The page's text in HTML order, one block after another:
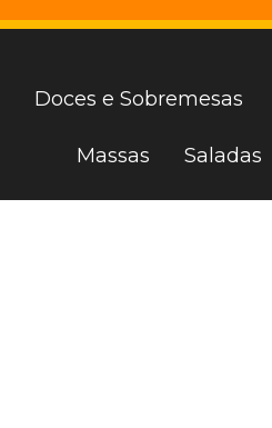
Doces e Sobremesas
Massas Saladas